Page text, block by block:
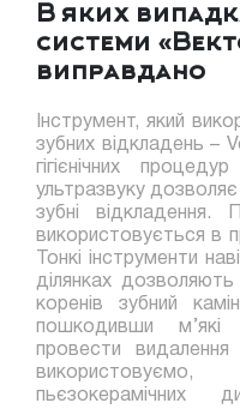
В яких
системи
виправдано
Інструмент, який
зубних відкладень –
гігієнічних
ультразвуку дозволяє
зубні відкладення.
використовується в
Тонкі інструменти
ділянках
коренів зубний
пошкодивши
провести видалення
пьєзокерамічних